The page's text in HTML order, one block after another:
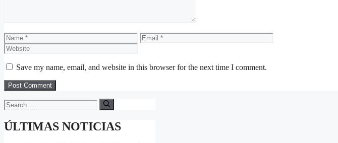
Name Email
Save my name, email, and website in this browser for the next time I comment.
Search
for:
ÚLTIMAS NOTICIAS